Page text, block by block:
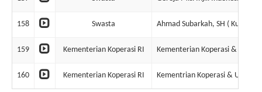
158 Swasta Ahmad Subarkah, SH ( Kurator )
159 Kementerian Koperasi RI Kementerian Koperasi & UKM
160 Kementerian Koperasi RI Kementrian Koperasi & UKM